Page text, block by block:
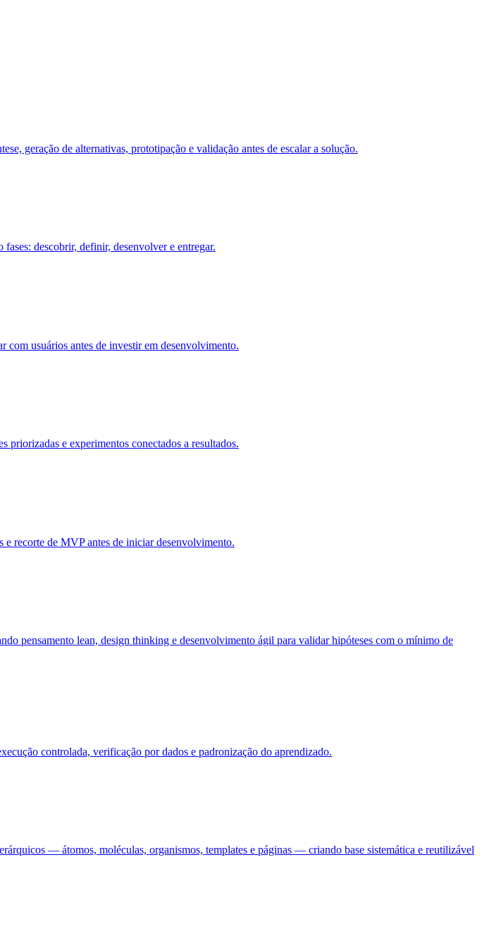
geração de alternativas, prototipação e validação antes de escalar a solução.
descobrir, definir, desenvolver e entregar.
com usuários antes de investir em desenvolvimento.
priorizadas e experimentos conectados a resultados.
recorte de MVP antes de iniciar desenvolvimento.
pensamento lean, design thinking e desenvolvimento ágil para validar hipóteses com o mínimo de
controlada, verificação por dados e padronização do aprendizado.
— átomos, moléculas, organismos, templates e páginas — criando base sistemática e reutilizável